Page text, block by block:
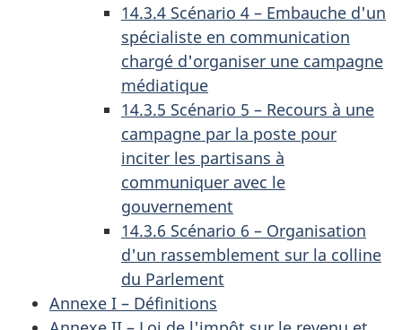
14.3.4 Scénario 4 – Embauche d'un
spécialiste en communication
chargé d'organiser une campagne
médiatique
14.3.5 Scénario 5 – Recours à une
campagne par la poste pour
inciter les partisans à
communiquer avec le
gouvernement
14.3.6 Scénario 6 – Organisation
d'un rassemblement sur la colline
du Parlement
Annexe I – Définitions